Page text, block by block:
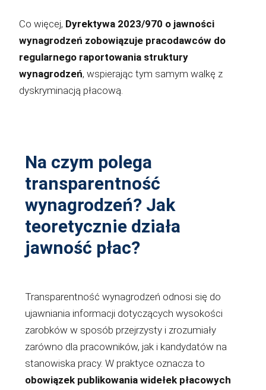
Co więcej, Dyrektywa 2023/970 o jawności
wynagrodzeń zobowiązuje pracodawców do
regularnego raportowania struktury
wynagrodzeń, wspierając tym samym walkę z
dyskryminacją płacową.
Na czym polega
transparentność
wynagrodzeń? Jak
teoretycznie działa
jawność płac?
Transparentność wynagrodzeń odnosi się do
ujawniania informacji dotyczących wysokości
zarobków w sposób przejrzysty i zrozumiały
zarówno dla pracowników, jak i kandydatów na
stanowiska pracy. W praktyce oznacza to
obowiązek publikowania widełek płacowych